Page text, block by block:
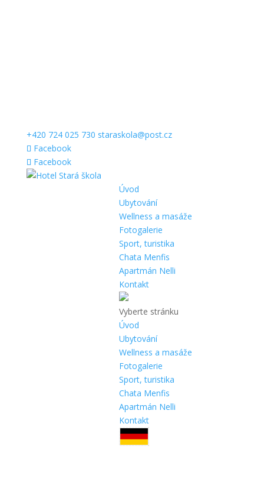
+420 724 025 730 staraskola@post.cz
Facebook
Facebook
Úvod
Ubytování
Wellness a masáže
Fotogalerie
Sport, turistika
Chata Menfis
Apartmán Nelli
Kontakt
Vyberte stránku
Úvod
Ubytování
Wellness a masáže
Fotogalerie
Sport, turistika
Chata Menfis
Apartmán Nelli
Kontakt